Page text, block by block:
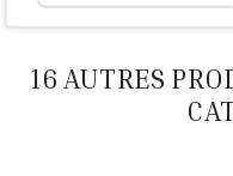
16 AUTRES